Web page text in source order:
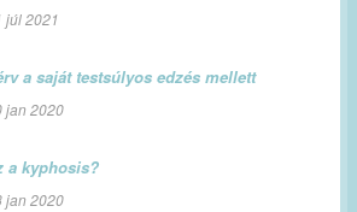
júl 2021
a saját testsúlyos edzés mellett
jan 2020
a kyphosis?
jan 2020